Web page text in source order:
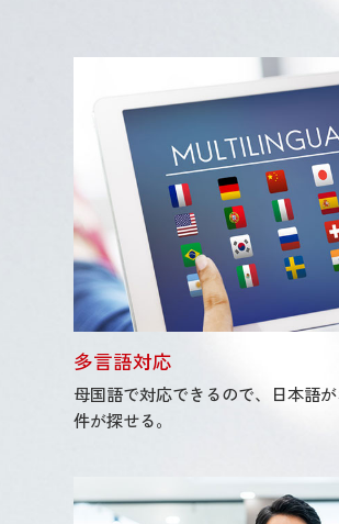
多言語対応
母国語で対応できるので、日本語
件が探せる。